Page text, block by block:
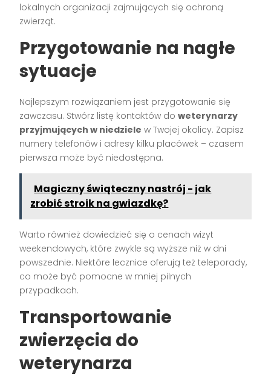
lokalnych organizacji zajmujących się ochroną
zwierząt.
Przygotowanie na nagłe
sytuacje
Najlepszym rozwiązaniem jest przygotowanie się
zawczasu. Stwórz listę kontaktów doweterynarzy
przyjmujących w niedziele w Twojej okolicy. Zapisz
numery telefonów i adresy kilku placówek – czasem
pierwsza może być niedostępna.
Magiczny świąteczny nastrój - jak
zrobić stroik na gwiazdkę?
Warto również dowiedzieć się o cenach wizyt
weekendowych, które zwykle są wyższe niż w dni
powszednie. Niektóre lecznice oferują też teleporady,
co może być pomocne w mniej pilnych
przypadkach.
Transportowanie
zwierzęcia do
weterynarza